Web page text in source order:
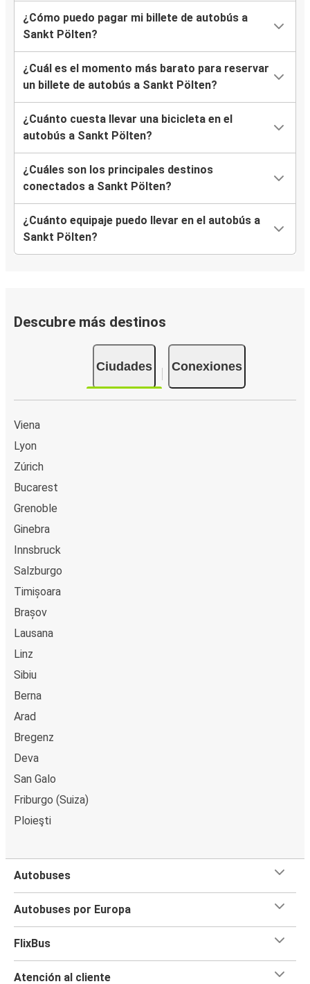
¿Cómo puedo pagar mi billete de autobús a
Sankt Pölten?
¿Cuál es el momento más barato para reservar
un billete de autobús a Sankt Pölten?
¿Cuánto cuesta llevar una bicicleta en el
autobús a Sankt Pölten?
¿Cuáles son los principales destinos
conectados a Sankt Pölten?
¿Cuánto equipaje puedo llevar en el autobús a
Sankt Pölten?
Descubre más destinos
Ciudades Conexiones
Viena
Lyon
Zúrich
Bucarest
Grenoble
Ginebra
Innsbruck
Salzburgo
Timișoara
Brașov
Lausana
Linz
Sibiu
Berna
Arad
Bregenz
Deva
San Galo
Friburgo (Suiza)
Ploieşti
Autobuses
Autobuses por Europa
FlixBus
Atención al cliente